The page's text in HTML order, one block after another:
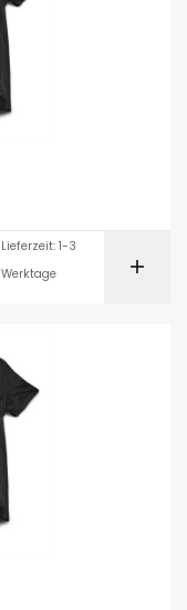
Lieferzeit: 1-3
Werktage